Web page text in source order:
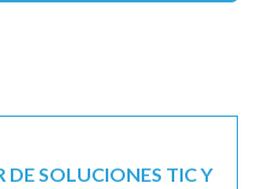
DE SOLUCIONES TIC Y